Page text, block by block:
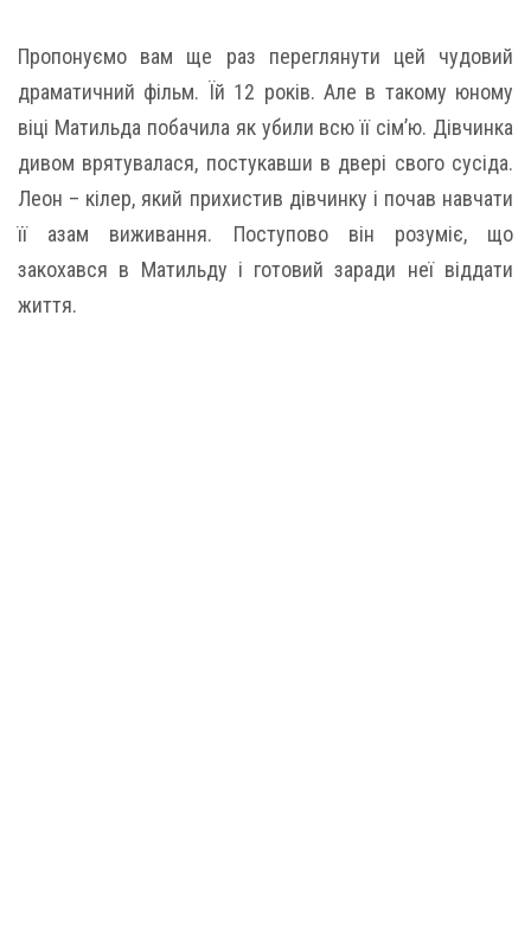
Пропонуємо вам ще раз переглянути цей чудовий
драматичний фільм. Їй 12 років. Але в такому юному
віці Матильда побачила як убили всю її сім’ю. Дівчинка
дивом врятувалася, постукавши в двері свого сусіда.
Леон – кілер, який прихистив дівчинку і почав навчати
її азам виживання. Поступово він розуміє, що
закохався в Матильду і готовий заради неї віддати
життя.